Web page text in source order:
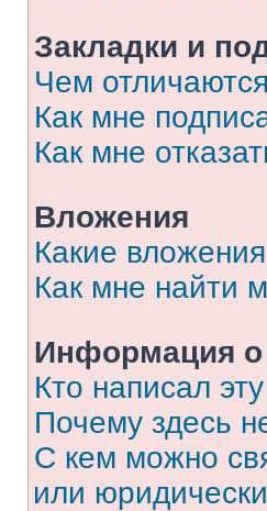
Закладки и
Чем
Как мне
Как мне
Вложения
Какие
Как мне найти
Информация о
Кто написал
Почему здесь
С кем можно
или